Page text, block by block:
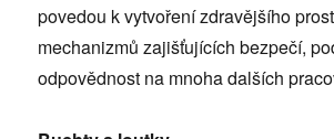
povedou k vytvoření zdravějšího
mechanizmů zajišťujících bezpečí,
odpovědnost na mnoha dalších